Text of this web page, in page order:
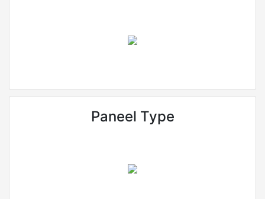
Paneel Type